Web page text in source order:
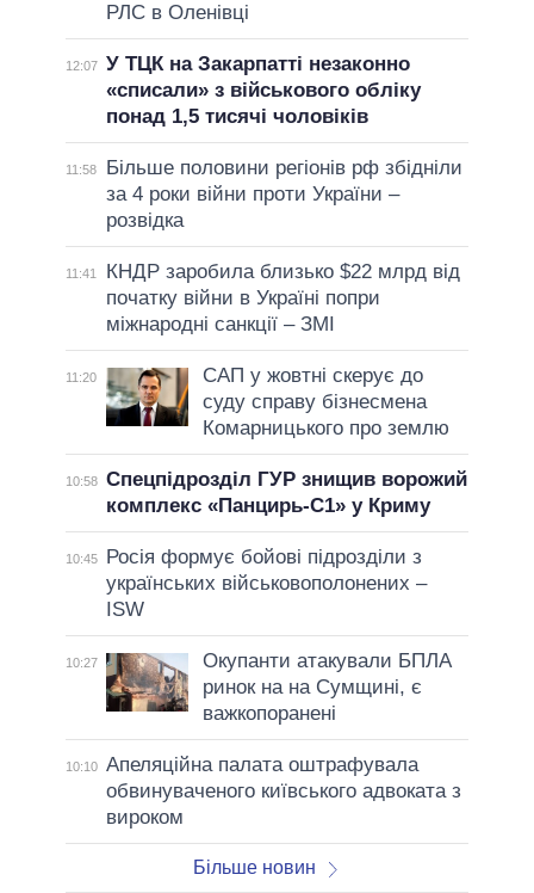
РЛС в Оленівці
12:07 У ТЦК на Закарпатті незаконно
«списали» з військового обліку
понад 1,5 тисячі чоловіків
11:58
Більше половини регіонів рф збідніли
за 4 роки війни проти України –
розвідка
11:41
КНДР заробила близько $22 млрд від
початку війни в Україні попри
міжнародні санкції – ЗМІ
11:20
САП у жовтні скерує до
суду справу бізнесмена
Комарницького про землю
10:58 Спецпідрозділ ГУР знищив ворожий
комплекс «Панцирь-С1» у Криму
10:45
Росія формує бойові підрозділи з
українських військовополонених –
ISW
10:27
Окупанти атакували БПЛА
ринок на на Сумщині, є
важкопоранені
10:10 Апеляційна палата оштрафувала
обвинуваченого київського адвоката з
вироком
Більше новин